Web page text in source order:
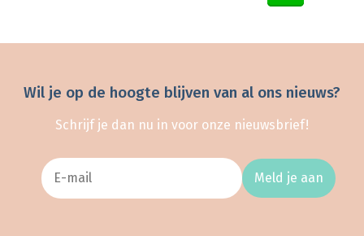
Wil je op de hoogte blijven van al ons nieuws?
Schrijf je dan nu in voor onze nieuwsbrief!
Meld je aan